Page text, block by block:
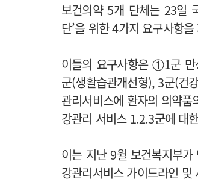
보건의약 5개 단체는 23일
단’을 위한 4가지 요구사항
이들의 요구사항은 ①1군 만
군(생활습관개선형), 3군(건
관리서비스에 환자의 의약
강관리 서비스 1.2.3군에 대
이는 지난 9월 보건복지부
강관리서비스 가이드라인 및